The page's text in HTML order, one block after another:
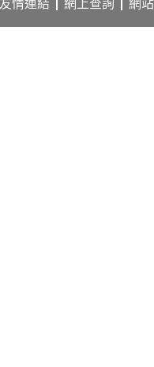
友情連結 網上查詢 網